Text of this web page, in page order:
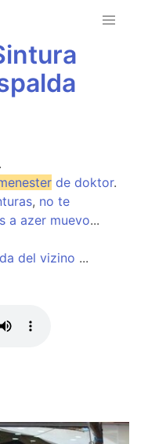
de doktor.
, no te
a azer muevo...
del vizino ...